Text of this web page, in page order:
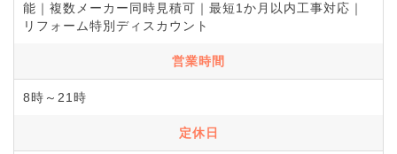
能｜複数メーカー同時見積可｜最短1か月以内工事対応｜
リフォーム特別ディスカウント
営業時間
8時～21時
定休日